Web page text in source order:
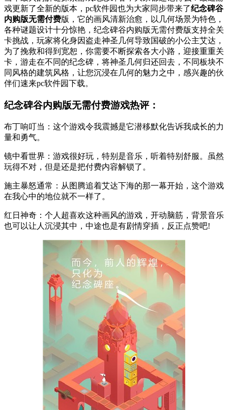
戏更新了全新的版本，pc软件园也为大家同步带来了纪念碑谷
内购版无需付费版，它的画风清新治愈，以几何场景为特色，
各种谜题设计十分惊艳，纪念碑谷内购版无需付费版支持全关
卡挑战，玩家将化身因盗走神圣几何导致国破的小公主艾达，
为了挽救和得到宽恕，你需要不断探索各大小路，迎接重重关
卡，游走在不同的纪念碑，将神圣几何归还回去，不同板块不
同风格的建筑风格，让您沉浸在几何的魅力之中，感兴趣的伙
伴们速来pc软件园下载。
纪念碑谷内购版无需付费游戏热评：
布丁响叮当：这个游戏令我震撼是它潜移默化告诉我成长的力
量和勇气。
镜中看世界：游戏很好玩，特别是音乐，听着特别舒服。虽然
玩得不对，但是还是把付费内容解锁了。
施主暴怒通常：从图腾追着艾达下海的那一幕开始，这个游戏
在我心中的地位就不一样了。
红日神奇：个人超喜欢这种画风的游戏，开动脑筋，背景音乐
也可以让人沉浸其中，中途也是有剧情穿插，反正点赞吧!